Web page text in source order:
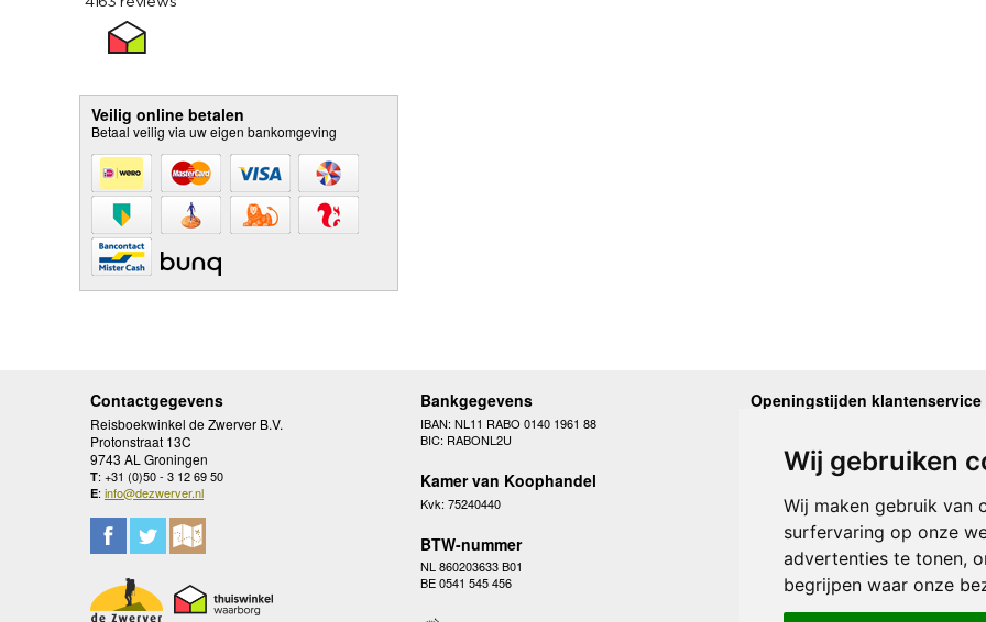
Wij gebruiken
Wij maken gebruik van
surfervaring op onze
advertenties te tonen,
begrijpen waar onze
Veilig online betalen
Betaal veilig via uw eigen bankomgeving
Contactgegevens
Reisboekwinkel de Zwerver B.V.
Protonstraat 13C
9743 AL Groningen
T: +31 (0)50 - 3 12 69 50
E: info@dezwerver.nl
Bankgegevens
IBAN: NL11 RABO 0140 1961 88
BIC: RABONL2U
Kamer van Koophandel
Kvk: 75240440
BTW-nummer
NL 860203633 B01
BE 0541 545 456
Openingstijden klantenservice
Woensdag
10.00 - 12.30 en
Donderdag
Vrijdag
10.00 - 12.30 en
Zaterdag
gesloten
Zondag
gesloten